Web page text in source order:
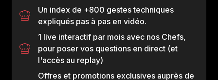
Un index de +800 gestes techniques
expliqués pas à pas en vidéo.
1 live interactif par mois avec nos Chefs,
pour poser vos questions en direct (et
l'accès au replay)
Offres et promotions exclusives auprès de